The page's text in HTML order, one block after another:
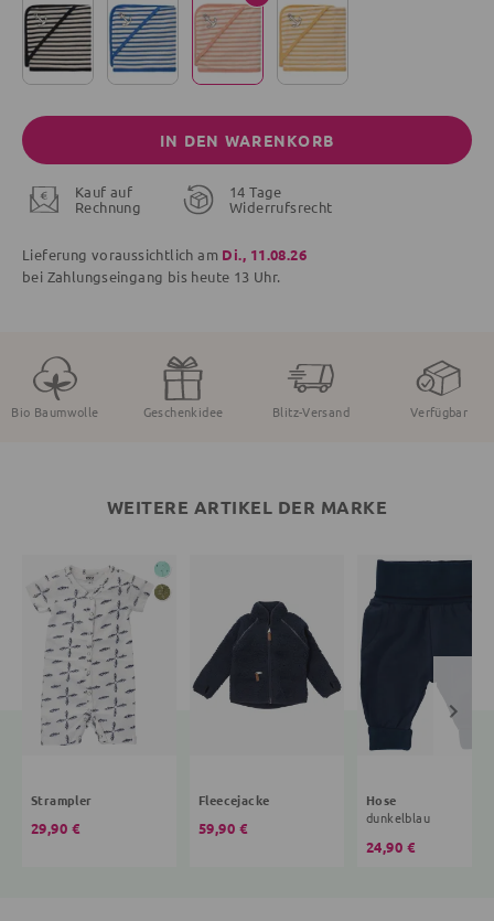
IN DEN WARENKORB
Kauf auf
Rechnung
14 Tage
Widerrufsrecht
Lieferung voraussichtlich am Di., 11.08.26
bei Zahlungseingang bis heute 13 Uhr.
Bio Baumwolle Geschenkidee Blitz-Versand Verfügbar
WEITERE ARTIKEL DER MARKE
Strampler
29,90 €
Fleecejacke
59,90 €
Hose
dunkelblau
24,90 €